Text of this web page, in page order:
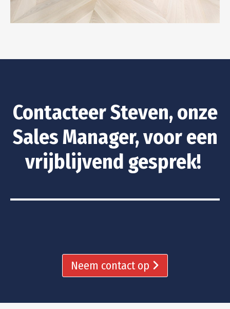
Contacteer Steven, onze
Sales Manager, voor een
vrijblijvend gesprek!
Neem contact op